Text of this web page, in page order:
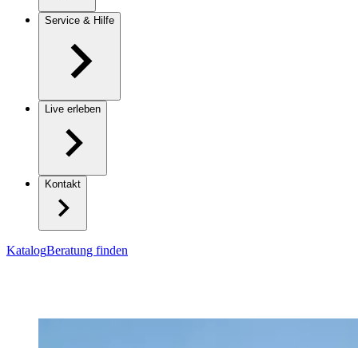
Service & Hilfe
Live erleben
Kontakt
KatalogBeratung finden